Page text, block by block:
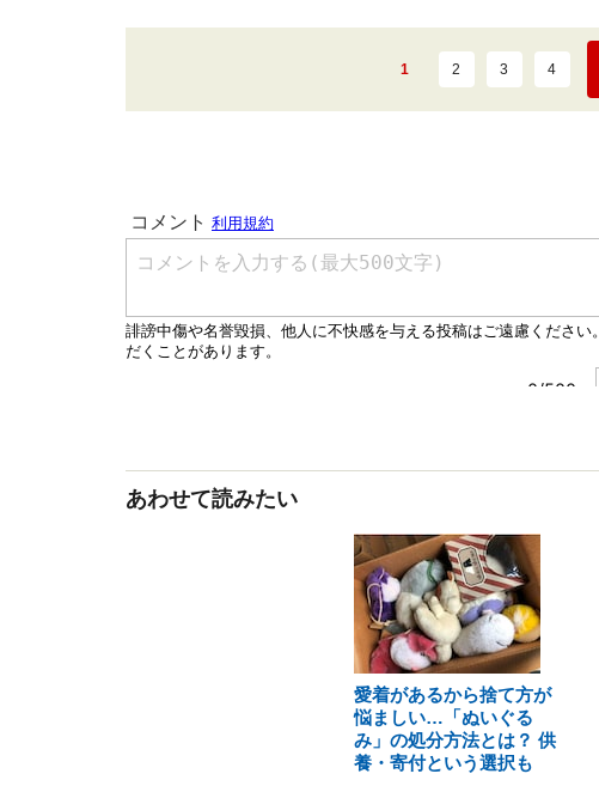
1 2 3 4
あわせて読みたい
愛着があるから捨て方が
悩ましい…「ぬいぐる
み」の処分方法とは？ 供
養・寄付という選択も